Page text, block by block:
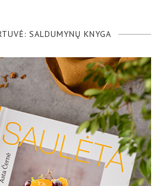
SALDUMYNŲ KNYGA